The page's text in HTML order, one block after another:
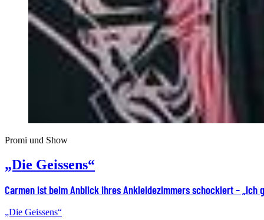
Promi und Show
„Die Geissens“
Carmen ist beim Anblick ihres Ankleidezimmers schockiert – „Ich
„Die Geissens“